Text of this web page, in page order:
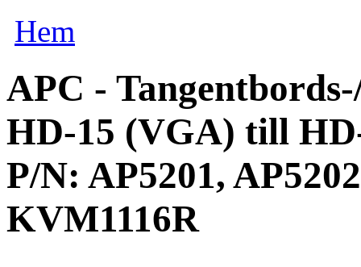
Hem
APC -
HD-15 (VGA) till
P/N: AP5201,
KVM1116R